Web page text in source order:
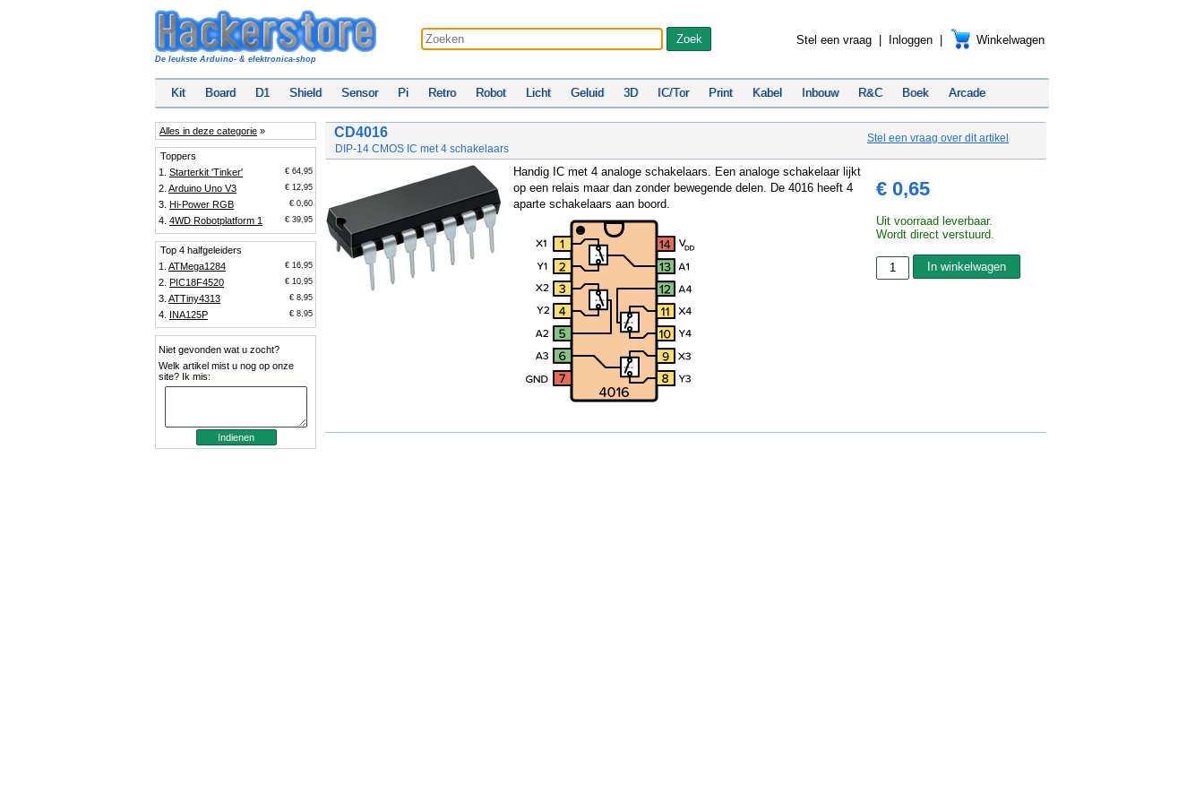
De leukste Arduino- & elektronica-shop
Stel een vraag Inloggen Winkelwagen
Kit Board D1 Shield Sensor Pi Retro Robot Licht Geluid 3D IC/Tor Print Kabel Inbouw R&C Boek Arcade
Alles in deze categorie »
Toppers
1. Starterkit 'Tinker' € 64,95
2. Arduino Uno V3 € 12,95
3. Hi-Power RGB € 0,60
4. 4WD Robotplatform 1 € 39,95
Top 4 halfgeleiders
1. ATMega1284 € 16,95
2. PIC18F4520 € 10,95
3. ATTiny4313 € 8,95
4. INA125P € 8,95
Niet gevonden wat u zocht?
Welk artikel mist u nog op onze
site? Ik mis:
CD4016
DIP-14 CMOS IC met 4 schakelaars
Stel een vraag over dit artikel
Handig IC met 4 analoge schakelaars. Een analoge schakelaar lijkt
op een relais maar dan zonder bewegende delen. De 4016 heeft 4
aparte schakelaars aan boord.
€ 0,65
Uit voorraad leverbaar.
Wordt direct verstuurd.